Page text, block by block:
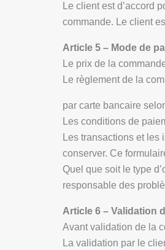
Le client est d’accord
commande. Le client
Article 5 – Mode de
Le prix de la
Le règlement de la
par carte bancaire
Les conditions de
Les transactions et les
conserver. Ce
Quel que soit le type
responsable des
Article 6 – Validation
Avant validation de la
La validation par le